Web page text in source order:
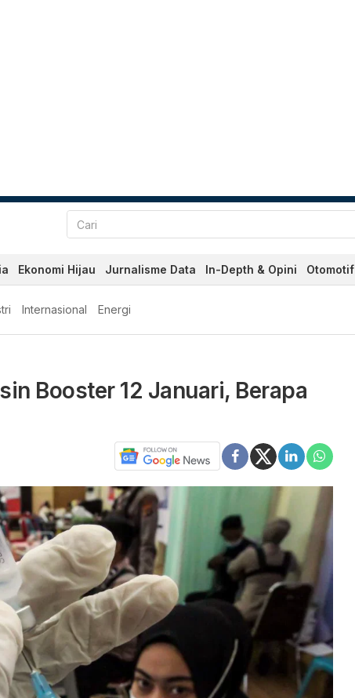
Ekonomi Hijau Jurnalisme Data In-Depth & Opini Otomotif
Internasional Energi
Booster 12 Januari, Berapa